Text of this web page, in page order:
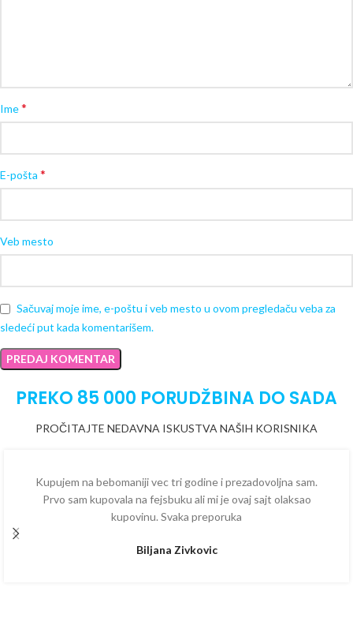
Ime*
E-pošta *
Veb mesto
Sačuvaj moje ime, e-poštu i veb mesto u ovom pregledaču veba za
sledeći put kada komentarišem.
PREKO 85 000 PORUDŽBINA DO SADA
PROČITAJTE NEDAVNA ISKUSTVA NAŠIH KORISNIKA
Kupujem na bebomaniji vec tri godine i prezadovoljna sam.
Prvo sam kupovala na fejsbuku ali mi je ovaj sajt olaksao
kupovinu. Svaka preporuka
Biljana Zivkovic